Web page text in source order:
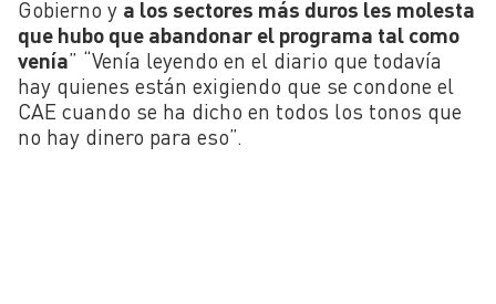
Gobierno y a los sectores más duros les molesta
que hubo que abandonar el programa tal como
venía” “Venía leyendo en el diario que todavía
hay quienes están exigiendo que se condone el
CAE cuando se ha dicho en todos los tonos que
no hay dinero para eso”.